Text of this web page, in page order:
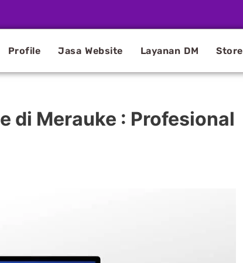
Profile Jasa Website Layanan DM Store
di Merauke : Profesional